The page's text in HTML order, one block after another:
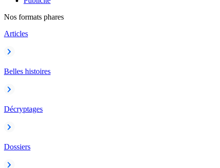
Nos formats phares
Articles
Belles histoires
Décryptages
Dossiers